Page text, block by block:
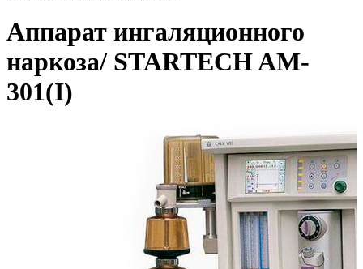
Аппарат ингаляционного
наркоза/ STARTECH AM-
301(I)